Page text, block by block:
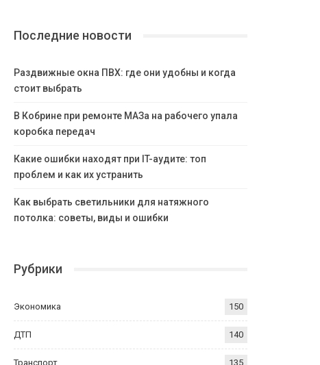
Последние новости
Раздвижные окна ПВХ: где они удобны и когда
стоит выбрать
В Кобрине при ремонте МАЗа на рабочего упала
коробка передач
Какие ошибки находят при IT-аудите: топ
проблем и как их устранить
Как выбрать светильники для натяжного
потолка: советы, виды и ошибки
Рубрики
Экономика 150
ДТП 140
Транспорт 135